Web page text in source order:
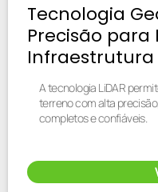
Tecnologia
Precisão para
Infraestrutura
A tecnologia LiDAR
terreno com alta
completos e confiáveis.